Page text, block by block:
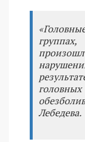
Лебедева.